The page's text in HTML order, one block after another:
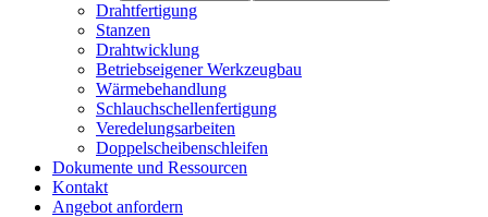
Drahtfertigung
Stanzen
Drahtwicklung
Betriebseigener Werkzeugbau
Wärmebehandlung
Schlauchschellenfertigung
Veredelungsarbeiten
Doppelscheibenschleifen
Dokumente und Ressourcen
Kontakt
Angebot anfordern